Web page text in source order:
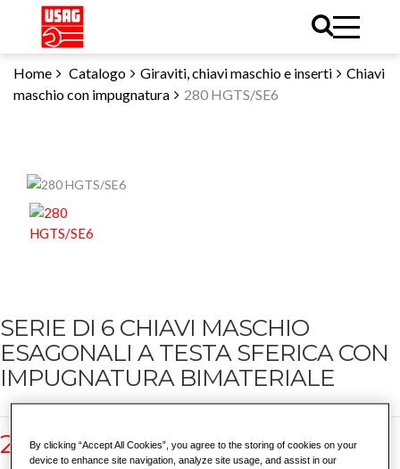
Home Catalogo Giraviti, chiavi maschio e inserti
Chiavi
maschio con impugnatura
280 HGTS/SE6
SERIE DI 6 CHIAVI MASCHIO
ESAGONALI A TESTA SFERICA CON
IMPUGNATURA BIMATERIALE
280 HGTS/SE6
By clicking “Accept All Cookies”, you agree to the storing of cookies on your
device to enhance site navigation, analyze site usage, and assist in our